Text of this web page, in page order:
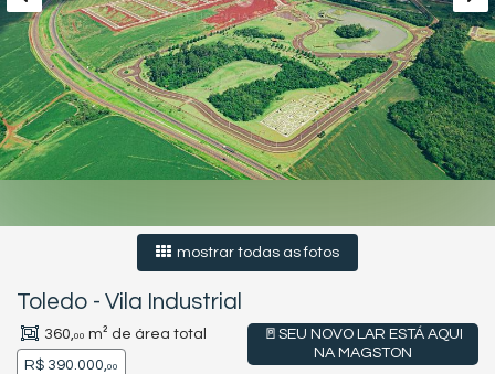
mostrar todas as fotos
Toledo - Vila Industrial
🚪SEU NOVO LAR ESTÁ AQUI
NA MAGSTON
360,00 m² de área total
R$ 390.000,00